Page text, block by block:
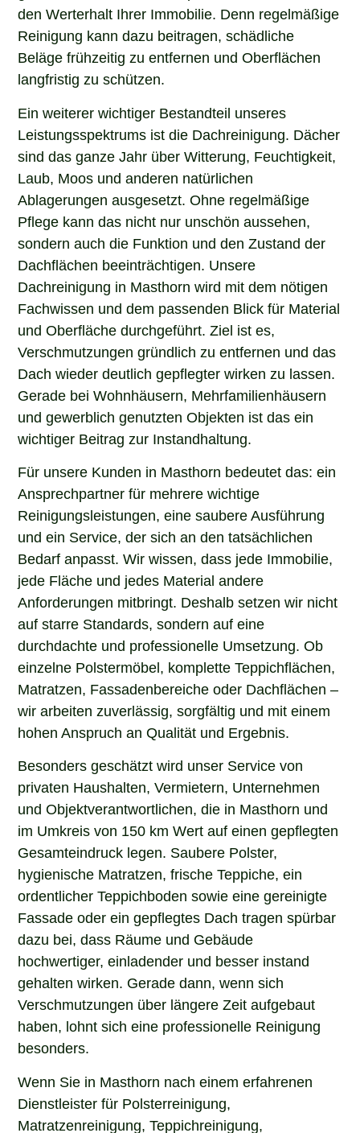
den Werterhalt Ihrer Immobilie. Denn regelmäßige
Reinigung kann dazu beitragen, schädliche
Beläge frühzeitig zu entfernen und Oberflächen
langfristig zu schützen.
Ein weiterer wichtiger Bestandteil unseres
Leistungsspektrums ist die Dachreinigung. Dächer
sind das ganze Jahr über Witterung, Feuchtigkeit,
Laub, Moos und anderen natürlichen
Ablagerungen ausgesetzt. Ohne regelmäßige
Pflege kann das nicht nur unschön aussehen,
sondern auch die Funktion und den Zustand der
Dachflächen beeinträchtigen. Unsere
Dachreinigung in Masthorn wird mit dem nötigen
Fachwissen und dem passenden Blick für Material
und Oberfläche durchgeführt. Ziel ist es,
Verschmutzungen gründlich zu entfernen und das
Dach wieder deutlich gepflegter wirken zu lassen.
Gerade bei Wohnhäusern, Mehrfamilienhäusern
und gewerblich genutzten Objekten ist das ein
wichtiger Beitrag zur Instandhaltung.
Für unsere Kunden in Masthorn bedeutet das: ein
Ansprechpartner für mehrere wichtige
Reinigungsleistungen, eine saubere Ausführung
und ein Service, der sich an den tatsächlichen
Bedarf anpasst. Wir wissen, dass jede Immobilie,
jede Fläche und jedes Material andere
Anforderungen mitbringt. Deshalb setzen wir nicht
auf starre Standards, sondern auf eine
durchdachte und professionelle Umsetzung. Ob
einzelne Polstermöbel, komplette Teppichflächen,
Matratzen, Fassadenbereiche oder Dachflächen –
wir arbeiten zuverlässig, sorgfältig und mit einem
hohen Anspruch an Qualität und Ergebnis.
Besonders geschätzt wird unser Service von
privaten Haushalten, Vermietern, Unternehmen
und Objektverantwortlichen, die in Masthorn und
im Umkreis von 150 km Wert auf einen gepflegten
Gesamteindruck legen. Saubere Polster,
hygienische Matratzen, frische Teppiche, ein
ordentlicher Teppichboden sowie eine gereinigte
Fassade oder ein gepflegtes Dach tragen spürbar
dazu bei, dass Räume und Gebäude
hochwertiger, einladender und besser instand
gehalten wirken. Gerade dann, wenn sich
Verschmutzungen über längere Zeit aufgebaut
haben, lohnt sich eine professionelle Reinigung
besonders.
Wenn Sie in Masthorn nach einem erfahrenen
Dienstleister für Polsterreinigung,
Matratzenreinigung, Teppichreinigung,